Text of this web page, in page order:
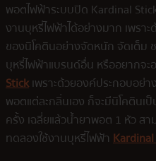
พอตไฟฟ้าระบบปิด Kardinal
งานบุหรี่ไฟฟ้าได้อย่างมาก เพราะ
ของนิโคตินอย่างจัดหนัก จัดเต็ม
บุหรี่ไฟฟ้าแบรนด์อื่น หรืออยากจะ
Stickเพราะด้วยองค์ประกอบอย่
พอตแต่ละกลิ่นเอง ก็จะมีนิโคติน
ครั้ง เฉลี่ยแล้วน้ำยาพอต 1 หัว ส
ทดลองใช้งานบุหรี่ไฟฟ้า